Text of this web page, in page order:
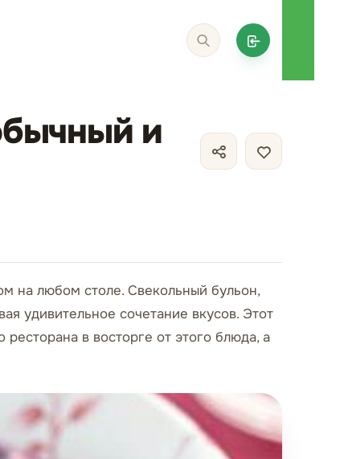
и
на любом столе. Свекольный бульон,
удивительное сочетание вкусов. Этот
в восторге от этого блюда, а